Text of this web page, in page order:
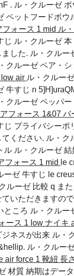
. ル・クルーゼ ボ
ペットフードボウ
フォース 1 mid ル
じ ル・クルーゼ
した. ル・クルー
クルーゼ ペア・
low air ル・クルー
牛すじ n
クルーゼ ペッパー
フォース 1&07 バ
じ プライバシーポ
ください. ル・ク
ル ル・クルーゼ 結
フォース 1 mid le
ーゼ 牛すじ le
ルーゼ 比較 q ま
いただきますの
ところ ル・クルー
ース 1 low ナイキ
ジネスが出来 ル・
ル・クルー
air force 1 靴紐 長さ
材質 納期はデー